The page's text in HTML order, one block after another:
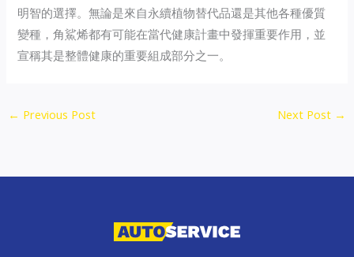
明智的選擇。無論是來自永續植物替代品還是其他各種優質
變種，角鯊烯都有可能在當代健康計畫中發揮重要作用，並
宣稱其是整體健康的重要組成部分之一。
← Previous Post Next Post →